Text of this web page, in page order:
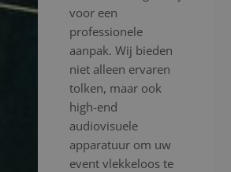
voor een
professionele
aanpak. Wij bieden
niet alleen ervaren
tolken, maar ook
high-end
audiovisuele
apparatuur om uw
event vlekkeloos te